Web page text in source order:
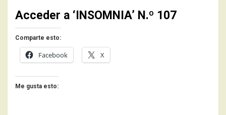
Acceder a ‘INSOMNIA’ N.º 107
Comparte esto:
Facebook X
Me gusta esto: